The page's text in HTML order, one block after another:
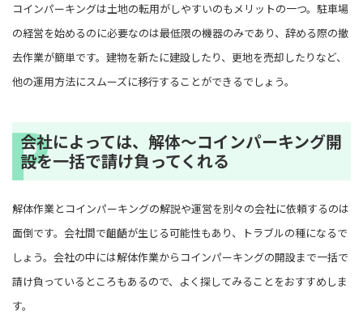
コインパーキングは土地の転用がしやすいのもメリットの一つ。駐車場
の経営を始めるのに必要なのは最低限の機器のみであり、辞める際の撤
去作業が簡単です。建物を新たに建設したり、更地を売却したりなど、
他の運用方法にスムーズに移行することができるでしょう。
会社によっては、解体～コインパーキング開
設を一括で請け負ってくれる
解体作業とコインパーキングの解説や運営を別々の会社に依頼するのは
面倒です。会社間で齟齬が生じる可能性もあり、トラブルの種になるで
しょう。会社の中には解体作業からコインパーキングの開設まで一括で
請け負っているところもあるので、よく探してみることをおすすめしま
す。